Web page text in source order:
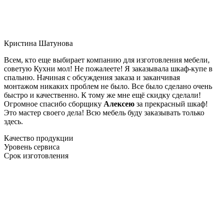
Кристина Шатунова
Всем, кто еще выбирает компанию для изготовления мебели,
советую Кухни мол! Не пожалеете! Я заказывала шкаф-купе в
спальню. Начиная с обсуждения заказа и заканчивая
монтажом никаких проблем не было. Все было сделано очень
быстро и качественно. К тому же мне ещё скидку сделали!
Огромное спасибо сборщику Алексею за прекрасный шкаф!
Это мастер своего дела! Всю мебель буду заказывать только
здесь.
Качество продукции
Уровень сервиса
Срок изготовления